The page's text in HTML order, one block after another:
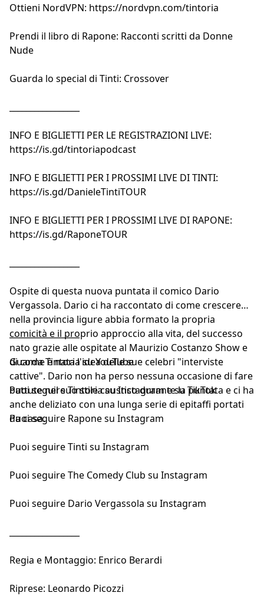
Ottieni NordVPN: https://nordvpn.com/tintoria
Prendi il libro di Rapone: Racconti scritti da Donne
Nude
Guarda lo special di Tinti: Crossover
INFO E BIGLIETTI PER LE REGISTRAZIONI LIVE:
https://is.gd/tintoriapodcast
INFO E BIGLIETTI PER I PROSSIMI LIVE DI TINTI:
https://is.gd/DanieleTintiTOUR
INFO E BIGLIETTI PER I PROSSIMI LIVE DI RAPONE:
https://is.gd/RaponeTOUR
Ospite di questa nuova puntata il comico Dario
Vergassola. Dario ci ha raccontato di come crescere
nella provincia ligure abbia formato la propria
comicità e il proprio approccio alla vita, del successo
nato grazie alle ospitate al Maurizio Costanzo Show e
di come è nata l'idea delle sue celebri "interviste
cattive". Dario non ha perso nessuna occasione di fare
battute nel suo stile caustico durante la puntata e ci ha
anche deliziato con una lunga serie di epitaffi portati
da casa.
_________________
GuardaTintoria su YouTube
Puoi seguireTintoria su Instagramesu TikTok
Puoi seguire Rapone su Instagram
Puoi seguireTinti su Instagram
Puoi seguireThe Comedy Club su Instagram
Puoi seguire Dario Vergassola su Instagram
Regia e Montaggio: Enrico Berardi
Riprese: Leonardo Picozzi